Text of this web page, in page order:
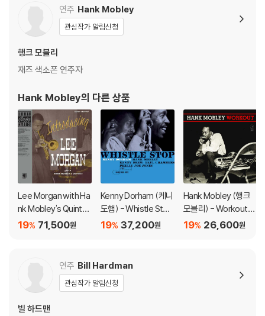
※ 디스크 외관 불량
1) 열을 가하여 제작하는 바이닐 공정 특성상 디스크 표면이 미세하게 울
렁거리거나 휘어지는 경우가 있습니다.
가능합니다.
지되도록 디스크 센터 홀 구경이 작게 제작되는 경우가 있습니다. 턴테이
블 스핀들에 맞지 않는 경우에는 전용 제품 등을 이용하여 센터 홀을 조정
하시면 해결됩니다.
3) 디스크에 미세한 잔 흠집이 남아있거나 인쇄 면이 깨끗하지 않은 경우
가 있으며, 이는 상품의 불량이 아닙니다. 단, 재생에 이상이 있는 경우에는
불량으로 인한 반품/교환이 가능합니다
※ 컬러 디스크
아래에 해당하는 경우는 불량이 아니므로 개봉 후 반품/교환이 불가합니
2) 컬러 디스크의 특성상 제작 공정시 앨범마다 색상 차이가 나는 경우도
3) 컬러 디스크는 제작 과정에서 다른 색상 염료가 섞여 얼룩과 번짐, 반점
등이 발생할 수 있습니다.
연주 Hank Mobley
관심작가 알림신청
행크 모블리
재즈 색소폰 연주자
Hank Mobley의 다른 상품
Lee Morgan with Ha
nk Mobley's Quintet
(리 모건 & 행크 모빌리
71,500원
19%
Kenny Dorham (케니
도햄) - Whistle Stop
[LP] 37,200원
19%
Hank Mobley (행크
모블리) - Workout
[옐로우 컬러 LP]
26,600원
19%
연주 Bill Hardman
관심작가 알림신청
빌 하드맨